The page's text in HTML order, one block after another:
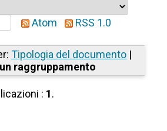
Atom
RSS 1.0
Tipologia del documento |
raggruppamento
: 1.